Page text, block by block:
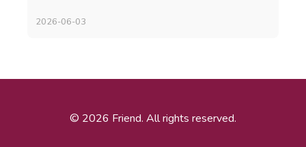
2026-06-03
© 2026 Friend. All rights reserved.